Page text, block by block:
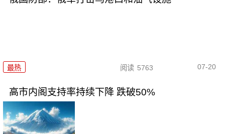
最热 阅读 5763 07-20
高市内阁支持率持续下降 跌破50%